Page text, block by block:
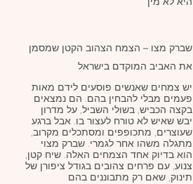
שברק מצו – הצמח הצהוב הקטן שמסמן
את האביב המוקדם בישראל
יש צמחים שאנשים פוסעים לידם מאות
פעמים מבלי להבחין בהם. הם נמצאים
בקצה הכביש, בשולי השביל, על מדרון
יבש שאיש לא טורח לעצור בו. אבל ברגע
שעוצרים, מתכופפים ומסתכלים מקרוב,
מתגלה משהו אחר לגמרי. שברק מצוי
הוא בדיוק אחד הצמחים האלה. שיח קטן,
צנוע, עם פרחים צהובים בגודל ציפורן של
תינוק, שאם רק מתבוננים בהם